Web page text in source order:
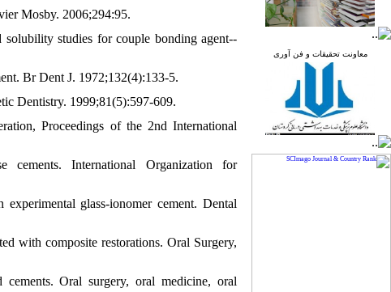
معاونت تحقیقات و فن آوری
Mosby. 2006;294:95.
studies for couple bonding agent--
Br Dent J. 1972;132(4):133-5.
Dentistry. 1999;81(5):597-609.
Proceedings of the 2nd International
cements. International Organization for
glass-ionomer cement. Dental
with composite restorations. Oral Surgery,
Oral surgery, oral medicine, oral